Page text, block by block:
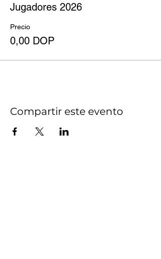
Jugadores 2026
Precio
0,00 DOP
Compartir este evento